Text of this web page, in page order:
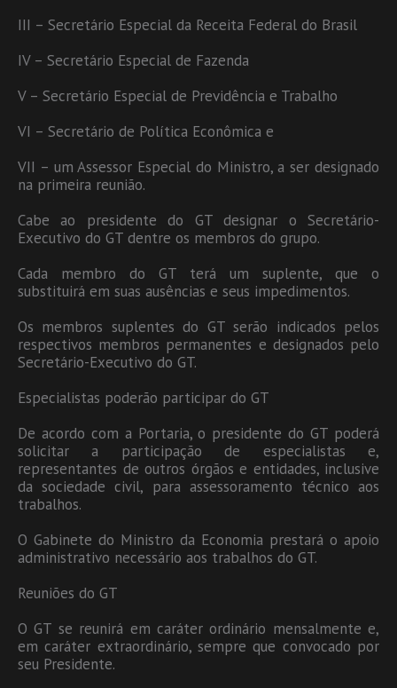
III – Secretário Especial da Receita Federal do Brasil
IV – Secretário Especial de Fazenda
V – Secretário Especial de Previdência e Trabalho
VI – Secretário de Política Econômica e
VII – um Assessor Especial do Ministro, a ser designado
na primeira reunião.
Cabe ao presidente do GT designar o Secretário-
Executivo do GT dentre os membros do grupo.
Cada membro do GT terá um suplente, que o
substituirá em suas ausências e seus impedimentos.
Os membros suplentes do GT serão indicados pelos
respectivos membros permanentes e designados pelo
Secretário-Executivo do GT.
Especialistas poderão participar do GT
De acordo com a Portaria, o presidente do GT poderá
solicitar a participação de especialistas e,
representantes de outros órgãos e entidades, inclusive
da sociedade civil, para assessoramento técnico aos
trabalhos.
O Gabinete do Ministro da Economia prestará o apoio
administrativo necessário aos trabalhos do GT.
Reuniões do GT
O GT se reunirá em caráter ordinário mensalmente e,
em caráter extraordinário, sempre que convocado por
seu Presidente.